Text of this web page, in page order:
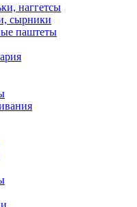
наггетсы
сырники
паштеты